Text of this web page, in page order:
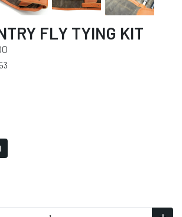
FLY TYING KIT